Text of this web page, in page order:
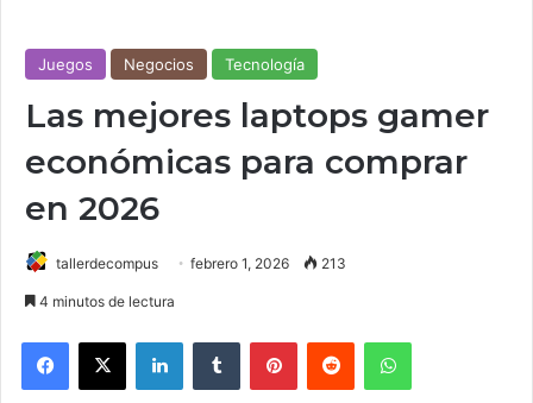
Juegos Negocios Tecnología
Las mejores laptops gamer
económicas para comprar
en 2026
tallerdecompus febrero 1, 2026 213
4 minutos de lectura